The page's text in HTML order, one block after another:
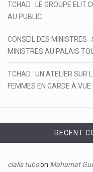
TCHAD : LE GROUPE
AU PUBLIC.
CONSEIL DES MINISTRES :
MINISTRES AU PALAIS
TCHAD : UN ATELIER SUR
FEMMES EN GARDE À VUE
RECENT
cialis tubson Mahamat